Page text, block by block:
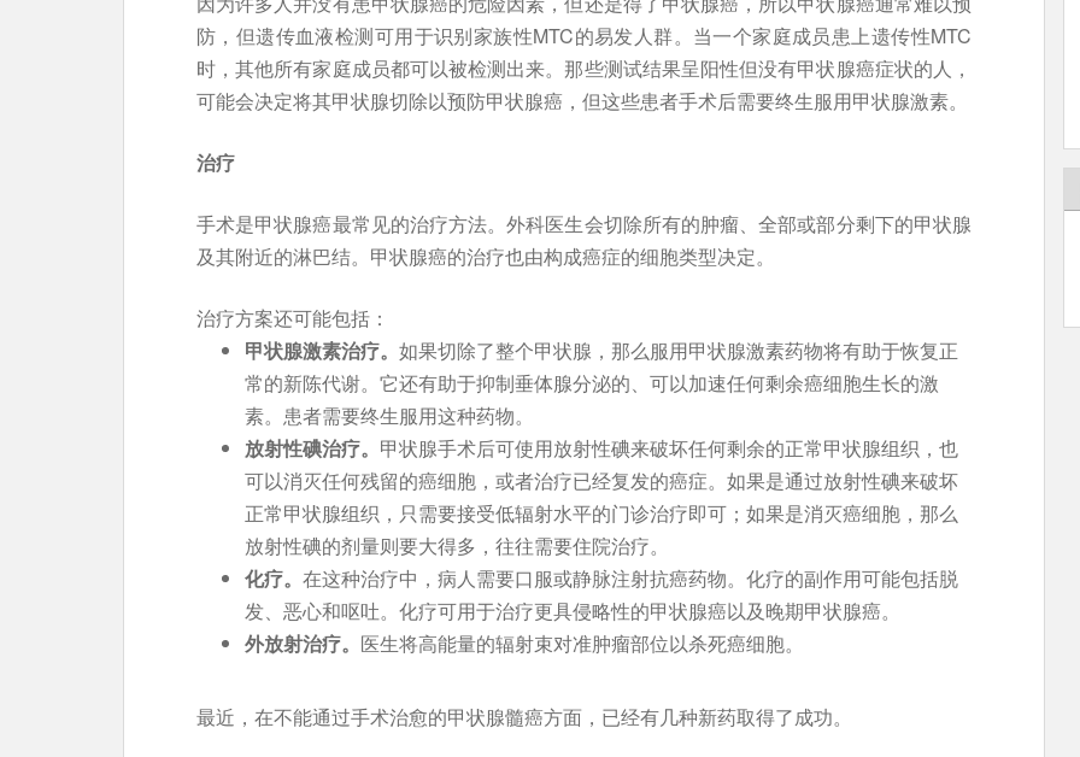
防，但遗传血液检测可用于识别家族性MTC的易发人群。当一个家庭成员患上遗传性MTC
时，其他所有家庭成员都可以被检测出来。那些测试结果呈阳性但没有甲状腺癌症状的人，
可能会决定将其甲状腺切除以预防甲状腺癌，但这些患者手术后需要终生服用甲状腺激素。
治疗
手术是甲状腺癌最常见的治疗方法。外科医生会切除所有的肿瘤、全部或部分剩下的甲状腺
及其附近的淋巴结。甲状腺癌的治疗也由构成癌症的细胞类型决定。
治疗方案还可能包括：
甲状腺激素治疗。 如果切除了整个甲状腺，那么服用甲状腺激素药物将有助于恢复正
常的新陈代谢。它还有助于抑制垂体腺分泌的、可以加速任何剩余癌细胞生长的激
素。患者需要终生服用这种药物。
放射性碘治疗。 甲状腺手术后可使用放射性碘来破坏任何剩余的正常甲状腺组织，也
可以消灭任何残留的癌细胞，或者治疗已经复发的癌症。如果是通过放射性碘来破坏
正常甲状腺组织，只需要接受低辐射水平的门诊治疗即可；如果是消灭癌细胞，那么
放射性碘的剂量则要大得多，往往需要住院治疗。
化疗。 在这种治疗中，病人需要口服或静脉注射抗癌药物。化疗的副作用可能包括脱
发、恶心和呕吐。化疗可用于治疗更具侵略性的甲状腺癌以及晚期甲状腺癌。
外放射治疗。 医生将高能量的辐射束对准肿瘤部位以杀死癌细胞。
最近，在不能通过手术治愈的甲状腺髓癌方面，已经有几种新药取得了成功。